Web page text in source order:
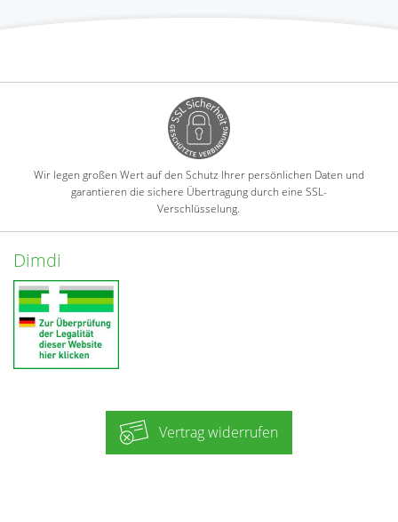
Wir legen großen Wert auf den Schutz Ihrer persönlichen Daten und
garantieren die sichere Übertragung durch eine SSL-
Verschlüsselung.
Dimdi
Vertrag widerrufen